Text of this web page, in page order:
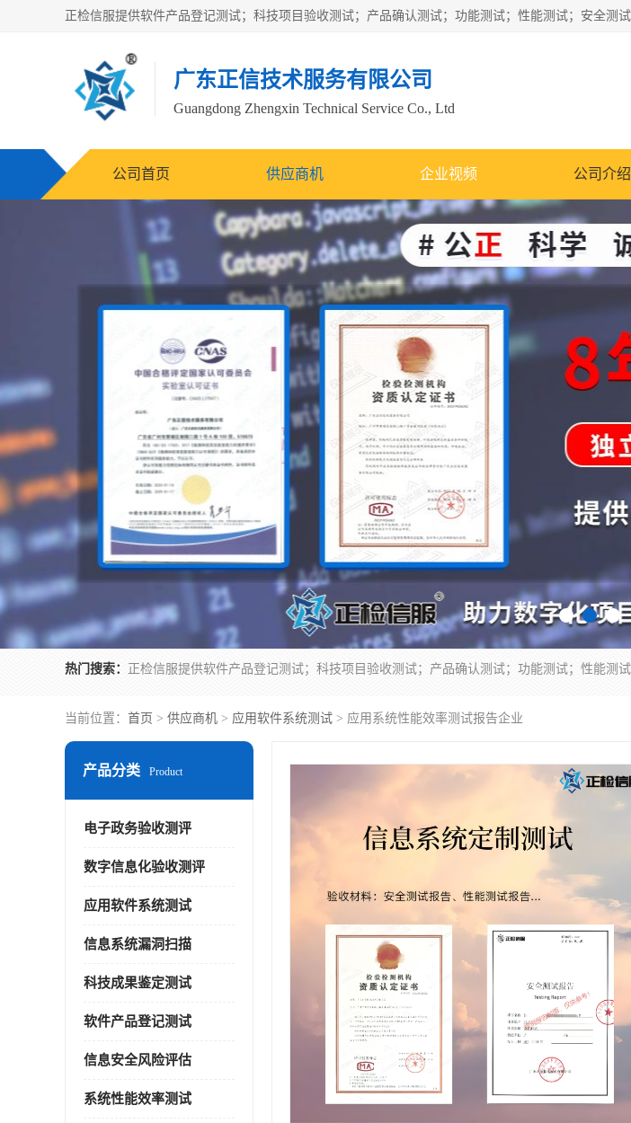
广东正信技术服务有限公司
Guangdong Zhengxin Technical Service Co., Ltd
公司首页 供应商机 企业视频 公司介绍
热门搜索：
当前位置： 首页 > 供应商机 > 应用软件系统测试 > 应用系统性能效率测试报告企业
产品分类 Product
电子政务验收测评
数字信息化验收测评
应用软件系统测试
信息系统漏洞扫描
科技成果鉴定测试
软件产品登记测试
信息安全风险评估
系统性能效率测试